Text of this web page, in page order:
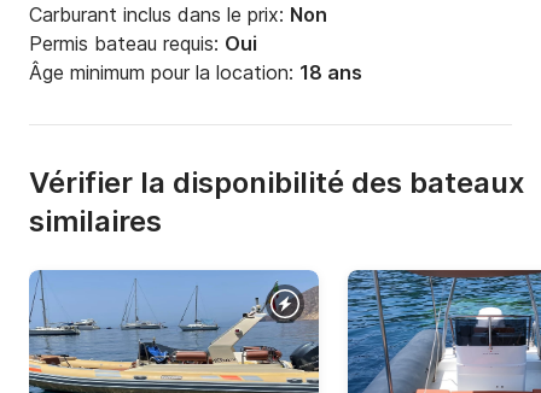
Carburant inclus dans le prix: Non
Permis bateau requis: Oui
Âge minimum pour la location: 18 ans
Vérifier la disponibilité des bateaux
similaires